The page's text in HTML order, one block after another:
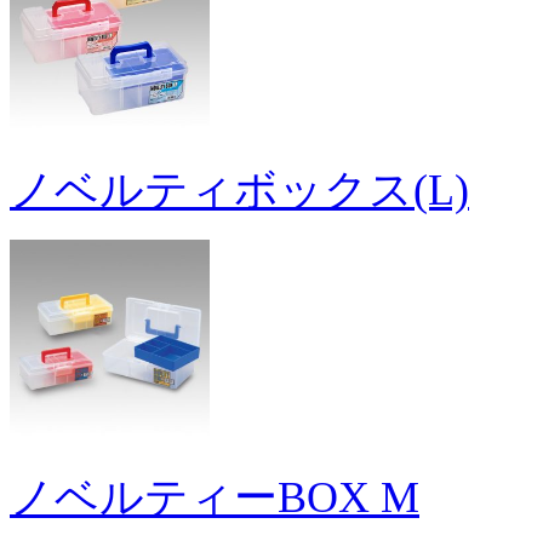
ノベルティボックス(L)
ノベルティーBOX M